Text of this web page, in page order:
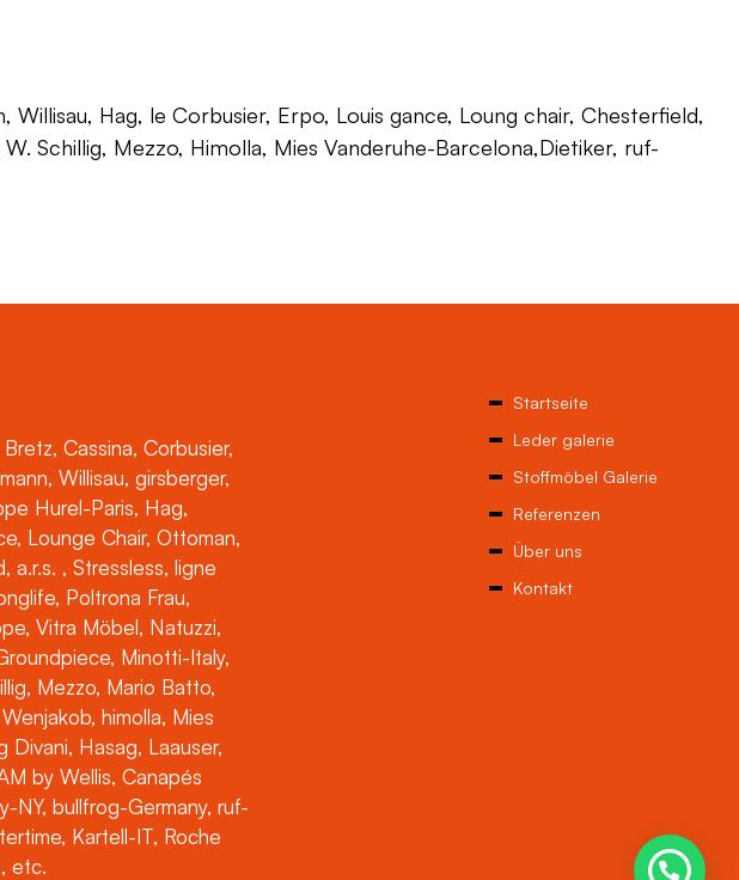
Hag, le Corbusier, Erpo, Louis gance, Loung chair, Chesterfield,
Schillig, Mezzo, Himolla, Mies Vanderuhe-Barcelona,Dietiker, ruf-
Cassina, Corbusier,
Willisau, girsberger,
Hurel-Paris, Hag,
Lounge Chair, Ottoman,
a.r.s. , Stressless, ligne
Poltrona Frau,
Vitra Möbel, Natuzzi,
Minotti-Italy,
Mezzo, Mario Batto,
himolla, Mies
Divani, Hasag, Laauser,
by Wellis, Canapés
NY, bullfrog-Germany, ruf-
Kartell-IT, Roche
etc.
Startseite
Leder galerie
Stoffmöbel Galerie
Referenzen
Über uns
Kontakt